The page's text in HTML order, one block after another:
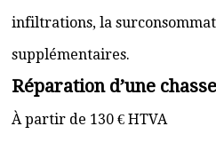
infiltrations, la
supplémentaires.
Réparation d’une
À partir de 130 € HTVA